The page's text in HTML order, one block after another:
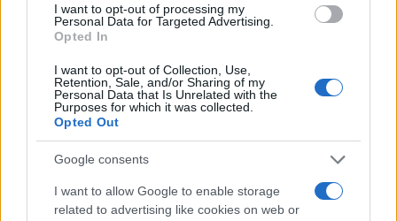
I want to opt-out of processing my
Personal Data for Targeted Advertising.
Opted In
I want to opt-out of Collection, Use,
Retention, Sale, and/or Sharing of my
Personal Data that Is Unrelated with the
Purposes for which it was collected.
Opted Out
Google consents
I want to allow Google to enable storage
related to advertising like cookies on web or